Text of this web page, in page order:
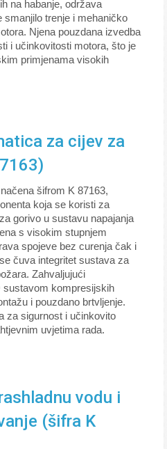
na habanje, održava
trenje i mehaničko
Njena pouzdana izvedba
i učinkovitosti motora, što je
primjenama visokih
za cijev za
šifrom K 87163,
koja se koristi za
gorivo u sustavu napajanja
s visokim stupnjem
spojeve bez curenja čak i
čuva integritet sustava za
Zahvaljujući
sustavom kompresijskih
i pouzdano brtvljenje.
za sigurnost i učinkovito
uvjetima rada.
vodu i
(šifra K